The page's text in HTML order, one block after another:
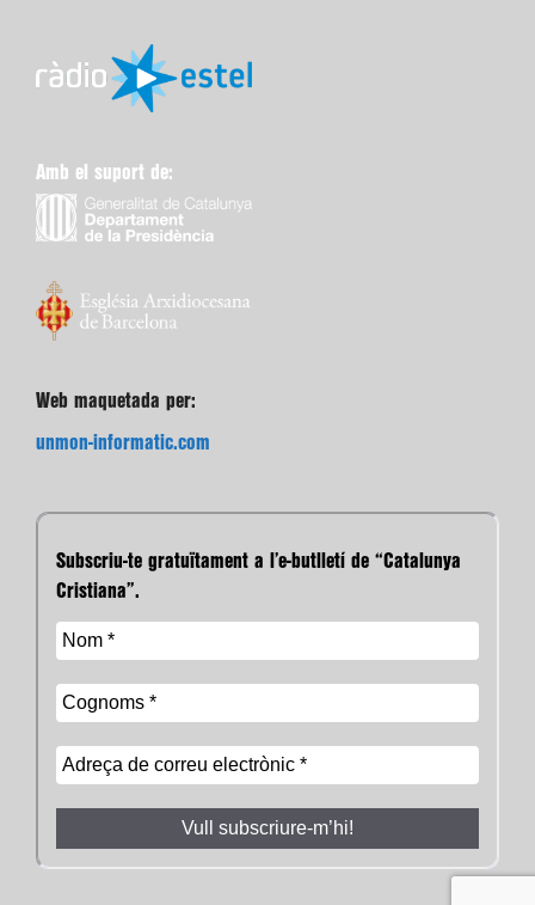
Amb el suport de:
Web maquetada per:
unmon-informatic.com
Subscriu-te gratuïtament a l’e-butlletí de “Catalunya
Cristiana”.